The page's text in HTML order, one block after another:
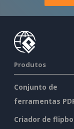
Produtos
Conjunto de
ferramentas
Criador de